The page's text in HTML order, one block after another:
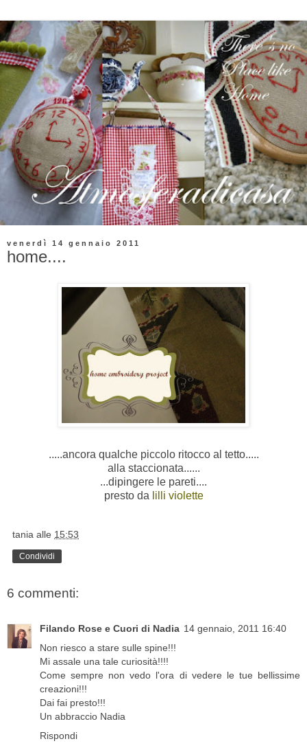
venerdì 14 gennaio 2011
home....
.....ancora qualche piccolo ritocco al tetto.....
alla staccionata......
...dipingere le pareti....
presto da lilli violette
tania alle 15:53
Condividi
6 commenti:
Filando Rose e Cuori di Nadia 14 gennaio, 2011 16:40
Non riesco a stare sulle spine!!!
Mi assale una tale curiosità!!!!
Come sempre non vedo l'ora di vedere le tue bellissime
creazioni!!!
Dai fai presto!!!
Un abbraccio Nadia
Rispondi